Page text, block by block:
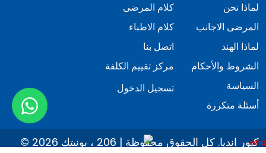
لماذا نحن
المرضى الاجانب
لماذا الهند
الشروط والأحكام
السياسة
أسئلة متكررة
كلام المرضى
كلام الاطباء
اتصل بنا
مركز تقييم الكلفة
تسجيل الدخول
© 2026 كيور انديا. كل الحقوق محفوظة | 206 ، يونيتك